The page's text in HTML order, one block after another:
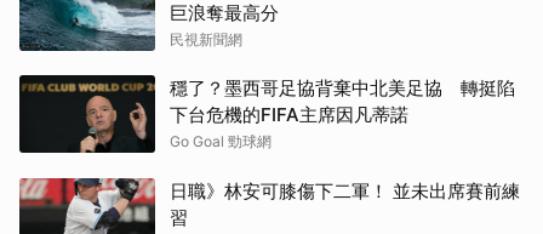
巨浪奪最高分
民視新聞網
穩了？墨西哥足協背棄中北美足協 轉挺陷
下台危機的FIFA主席因凡蒂諾
Go Goal 勁球網
日職》林安可膝傷下二軍！ 並未出席賽前練
習